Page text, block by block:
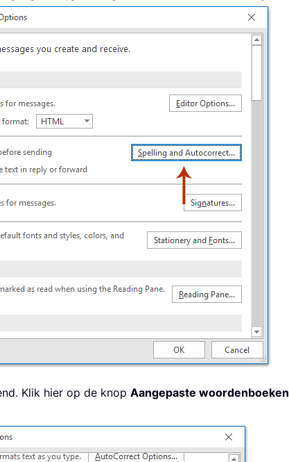
Klik hier op de knop Aangepaste woordenboeken